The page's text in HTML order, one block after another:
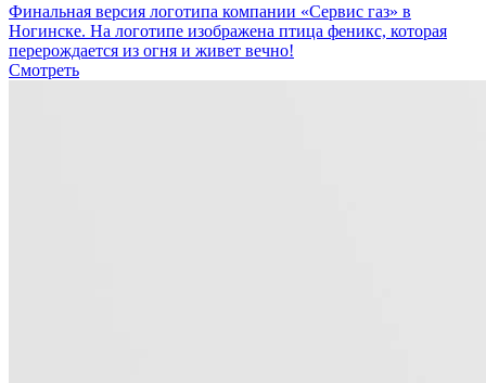
Финальная версия логотипа компании «Сервис газ» в
Ногинске. На логотипе изображена птица феникс, которая
перерождается из огня и живет вечно!
Смотреть